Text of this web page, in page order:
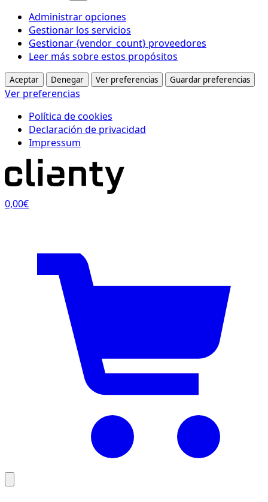
Administrar opciones
Gestionar los servicios
Gestionar {vendor_count} proveedores
Leer más sobre estos propósitos
Aceptar Denegar Ver preferencias Guardar preferencias
Ver preferencias
Política de cookies
Declaración de privacidad
Impressum
0,00€